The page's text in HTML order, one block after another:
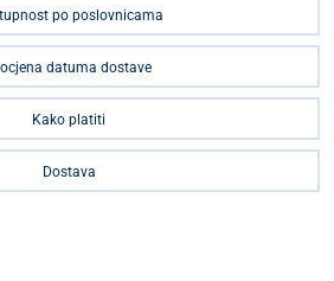
po poslovnicama
datuma dostave
Kako platiti
Dostava